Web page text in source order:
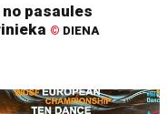
pasaules
© DIENA